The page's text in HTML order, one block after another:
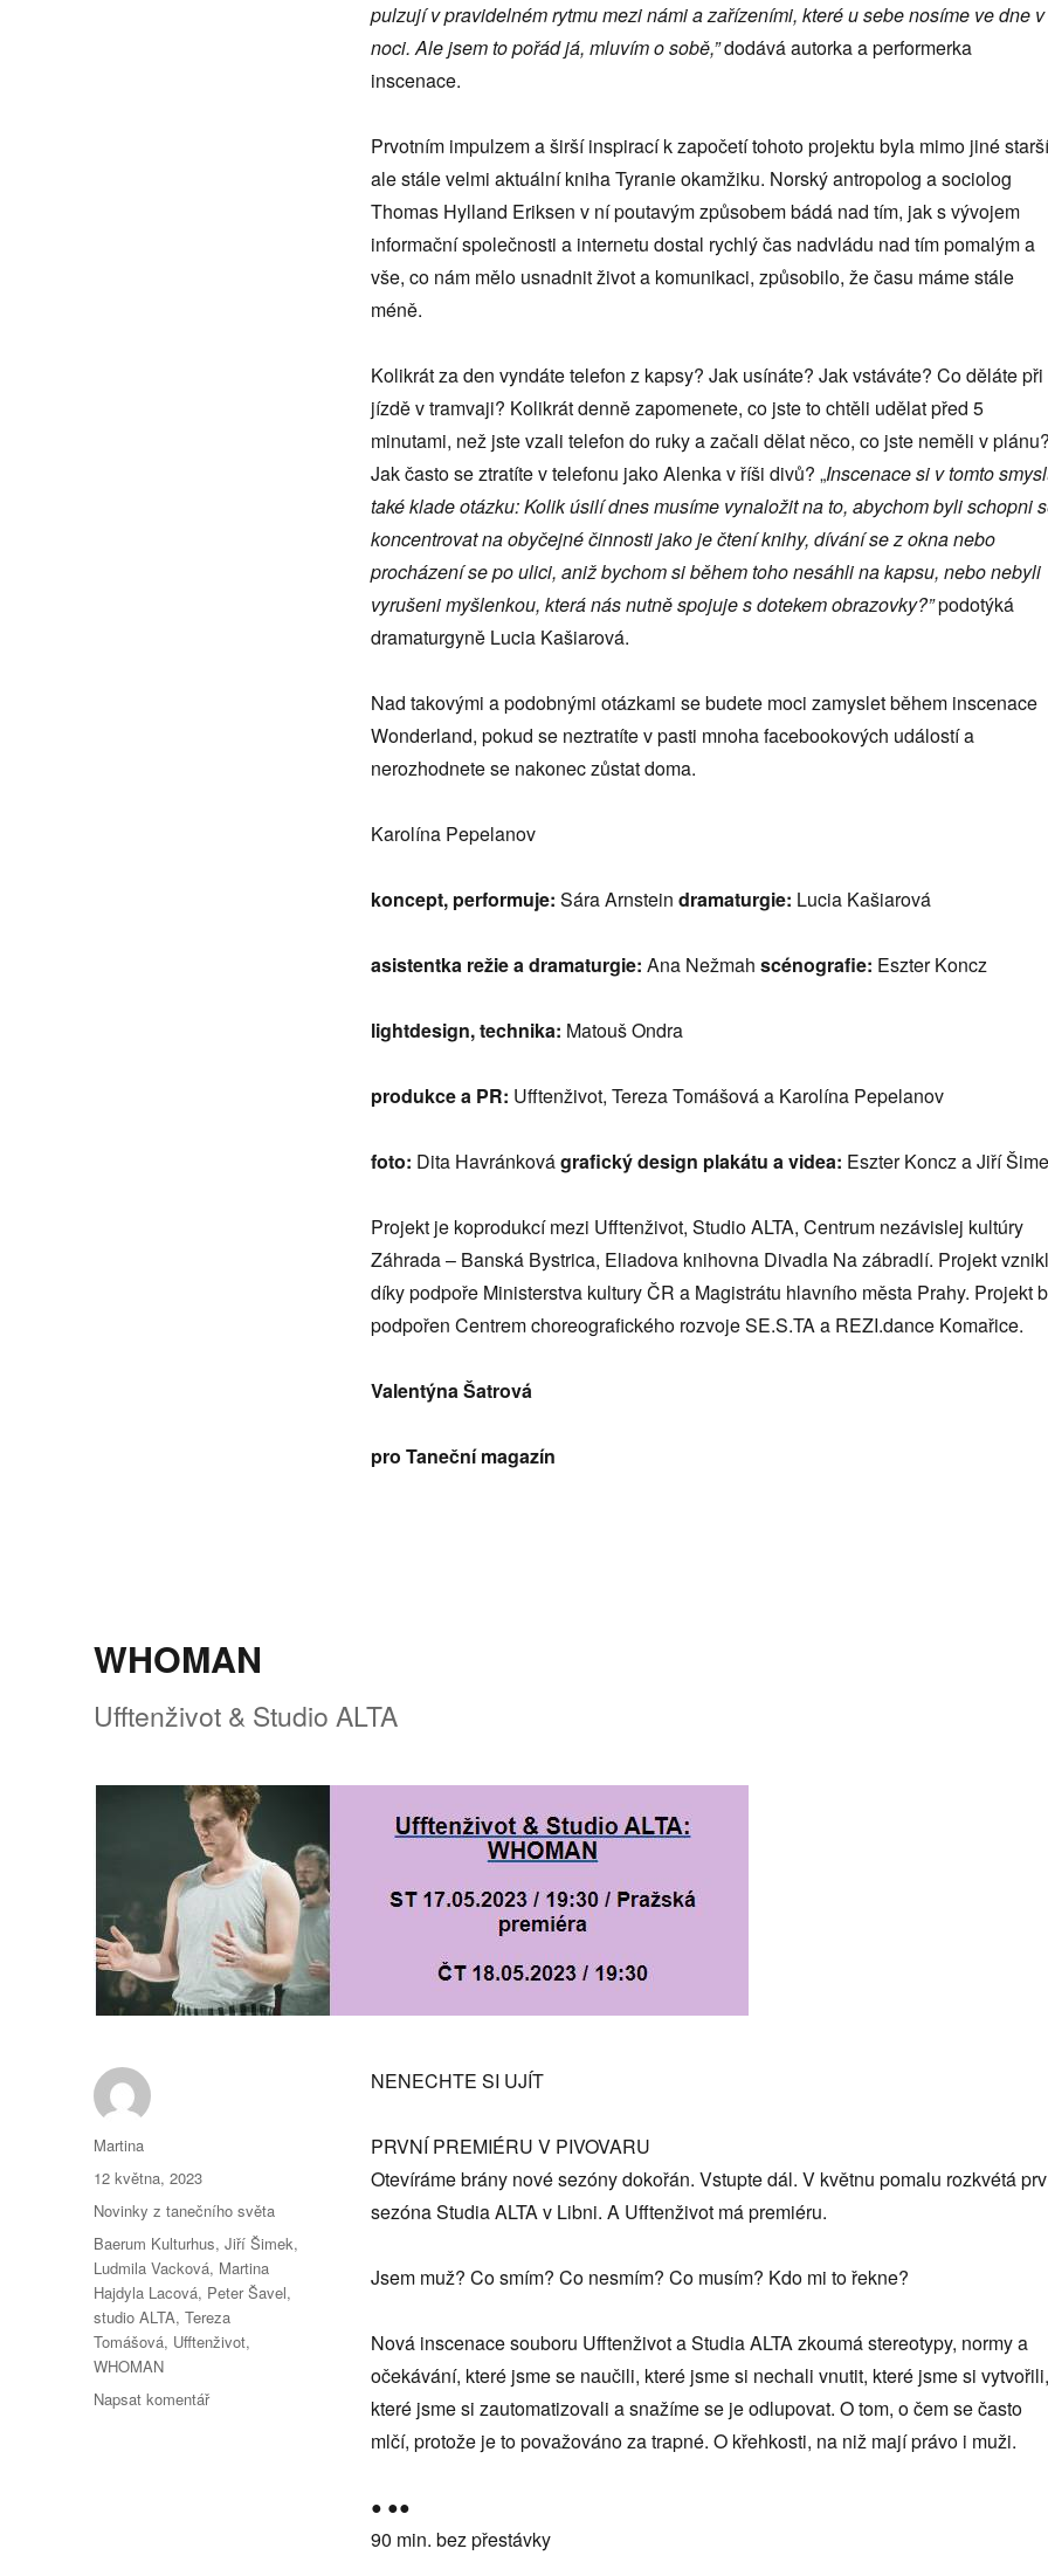
pulzují v pravidelném rytmu mezi námi a zařízeními, které u sebe nosíme ve dne v
noci. Ale jsem to pořád já, mluvím o sobě,”dodává autorka a performerka
inscenace.
Prvotním impulzem a širší inspirací k započetí tohoto projektu byla mimo jiné
ale stále velmi aktuální kniha Tyranie okamžiku. Norský antropolog a sociolog
Thomas Hylland Eriksen v ní poutavým způsobem bádá nad tím, jak s vývojem
informační společnosti a internetu dostal rychlý čas nadvládu nad tím pomalým a
vše, co nám mělo usnadnit život a komunikaci, způsobilo, že času máme stále
méně.
Kolikrát za den vyndáte telefon z kapsy? Jak usínáte? Jak vstáváte? Co děláte při
jízdě v tramvaji? Kolikrát denně zapomenete, co jste to chtěli udělat před 5
minutami, než jste vzali telefon do ruky a začali dělat něco, co jste neměli v
Jak často se ztratíte v telefonu jako Alenka v říši divů? „Inscenace si v tomto
také klade otázku: Kolik úsilí dnes musíme vynaložit na to, abychom byli schopni
koncentrovat na obyčejné činnosti jako je čtení knihy, dívání se z okna nebo
procházení se po ulici, aniž bychom si během toho nesáhli na kapsu, nebo nebyli
vyrušeni myšlenkou, která nás nutně spojuje s dotekem obrazovky?”podotýká
dramaturgyně Lucia Kašiarová.
Nad takovými a podobnými otázkami se budete moci zamyslet během inscenace
Wonderland, pokud se neztratíte v pasti mnoha facebookových událostí a
nerozhodnete se nakonec zůstat doma.
Karolína Pepelanov
koncept, performuje: Sára Arnstein dramaturgie: Lucia Kašiarová
asistentka režie a dramaturgie: Ana Nežmah scénografie: Eszter Koncz
lightdesign, technika: Matouš Ondra
produkce a PR: Ufftenživot, Tereza Tomášová a Karolína Pepelanov
foto: Dita Havránkovágrafický design plakátu a videa: Eszter Koncz a Jiří
Projekt je koprodukcí mezi Ufftenživot, Studio ALTA, Centrum nezávislej kultúry
Záhrada – Banská Bystrica, Eliadova knihovna Divadla Na zábradlí. Projekt vznikl
díky podpoře Ministerstva kultury ČR a Magistrátu hlavního města Prahy. Projekt
podpořen Centrem choreografického rozvoje SE.S.TA a REZI.dance Komařice.
Valentýna Šatrová
pro Taneční magazín
WHOMAN
Ufftenživot & Studio ALTA
NENECHTE SI UJÍT
PRVNÍ PREMIÉRU V PIVOVARU
Otevíráme brány nové sezóny dokořán. Vstupte dál. V květnu pomalu rozkvétá
sezóna Studia ALTA v Libni. A Ufftenživot má premiéru.
Jsem muž? Co smím? Co nesmím? Co musím? Kdo mi to řekne?
Nová inscenace souboru Ufftenživot a Studia ALTA zkoumá stereotypy, normy a
očekávání, které jsme se naučili, které jsme si nechali vnutit, které jsme si vytvořili,
které jsme si zautomatizovali a snažíme se je odlupovat. O tom, o čem se často
mlčí, protože je to považováno za trapné. O křehkosti, na niž mají právo i muži.
● ●●
90 min. bez přestávky
Autor:
Martina
Publikováno:
12 května, 2023
Rubriky:
Novinky z tanečního světa
Štítky:
Baerum Kulturhus,Jiří Šimek,
Ludmila Vacková, Martina
Hajdyla Lacová, Peter Šavel,
studio ALTA,Tereza
Tomášová, Ufftenživot,
WHOMAN
Napsat komentářpro